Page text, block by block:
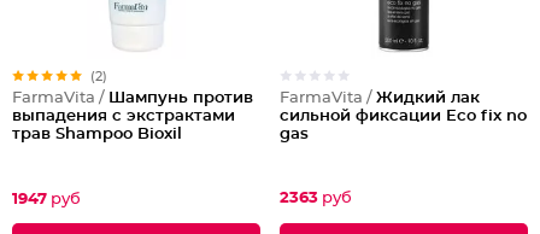
(2)
FarmaVita / Шампунь против
выпадения с экстрактами
трав Shampoo Bioxil
1947 руб
FarmaVita / Жидкий лак
сильной фиксации Eco fix no
gas
2363 руб